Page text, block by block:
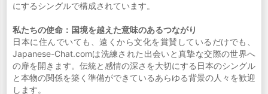
にするシングルで構成されています。
私たちの使命：国境を越えた意味のあるつながり
日本に住んでいても、遠くから文化を賞賛しているだけでも、
Japanese-Chat.comは洗練された出会いと真摯な交際の世界へ
の扉を開きます。伝統と感情の深さを大切にする日本のシングル
と本物の関係を築く準備ができているあらゆる背景の人々を歓迎
します。